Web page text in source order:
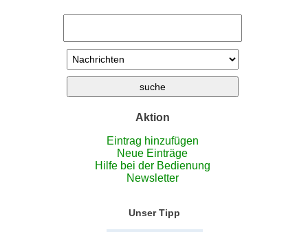
Aktion
Eintrag hinzufügen
Neue Einträge
Hilfe bei der Bedienung
Newsletter
Unser Tipp